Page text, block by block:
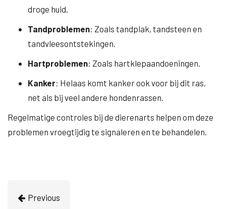
droge huid.
Tandproblemen: Zoals tandplak, tandsteen en
tandvleesontstekingen.
Hartproblemen: Zoals hartklepaandoeningen.
Kanker: Helaas komt kanker ook voor bij dit ras,
net als bij veel andere hondenrassen.
Regelmatige controles bij de dierenarts helpen om deze
problemen vroegtijdig te signaleren en te behandelen.
Previous